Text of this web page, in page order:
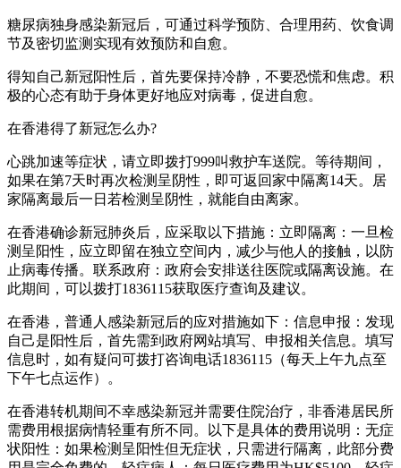
糖尿病独身感染新冠后，可通过科学预防、合理用药、饮食调
节及密切监测实现有效预防和自愈。
得知自己新冠阳性后，首先要保持冷静，不要恐慌和焦虑。积
极的心态有助于身体更好地应对病毒，促进自愈。
在香港得了新冠怎么办?
心跳加速等症状，请立即拨打999叫救护车送院。等待期间，
如果在第7天时再次检测呈阴性，即可返回家中隔离14天。居
家隔离最后一日若检测呈阴性，就能自由离家。
在香港确诊新冠肺炎后，应采取以下措施：立即隔离：一旦检
测呈阳性，应立即留在独立空间内，减少与他人的接触，以防
止病毒传播。联系政府：政府会安排送往医院或隔离设施。在
此期间，可以拨打1836115获取医疗查询及建议。
在香港，普通人感染新冠后的应对措施如下：信息申报：发现
自己是阳性后，首先需到政府网站填写、申报相关信息。填写
信息时，如有疑问可拨打咨询电话1836115（每天上午九点至
下午七点运作）。
在香港转机期间不幸感染新冠并需要住院治疗，非香港居民所
需费用根据病情轻重有所不同。以下是具体的费用说明：无症
状阳性：如果检测呈阳性但无症状，只需进行隔离，此部分费